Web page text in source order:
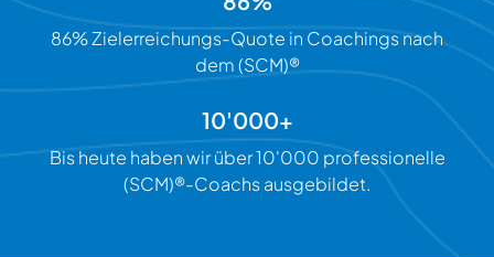
86% Zielerreichungs-Quote in Coachings nach
dem (SCM)®
10'000+
Bis heute haben wir über 10'000 professionelle
(SCM)®-Coachs ausgebildet.